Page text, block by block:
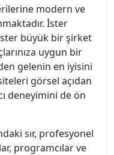
modern ve
İster
büyük bir şirket
uygun bir
gelenin en iyisini
görsel açıdan
deneyimini de ön
sır, profesyonel
programcılar ve